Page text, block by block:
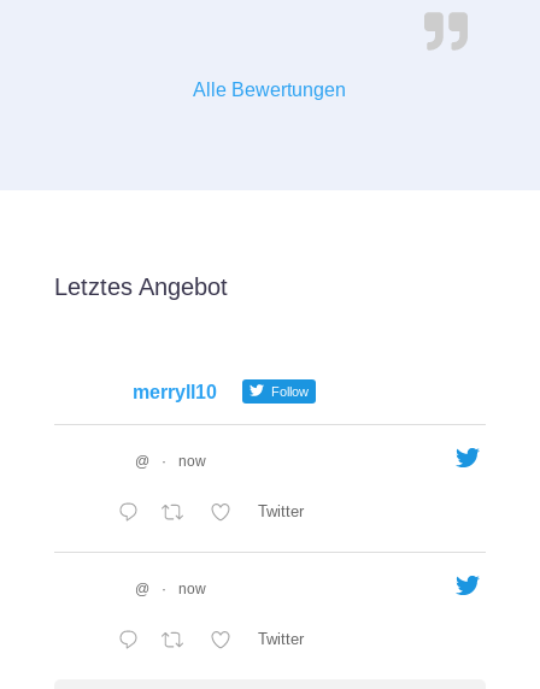
Alle Bewertungen
Letztes Angebot
merryll10 Follow
@ · now
Twitter
@ · now
Twitter